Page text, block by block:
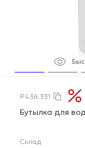
P436.331
Бутылка для
Склад